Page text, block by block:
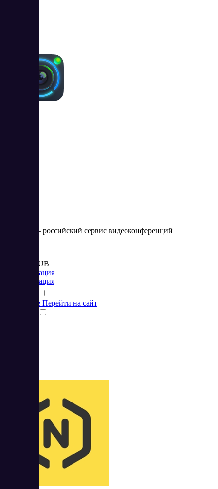
SberJazz — российский сервис видеоконференций
от 8 000 RUB
Коммуникация
Коммуникация
Подробнее Перейти на сайт